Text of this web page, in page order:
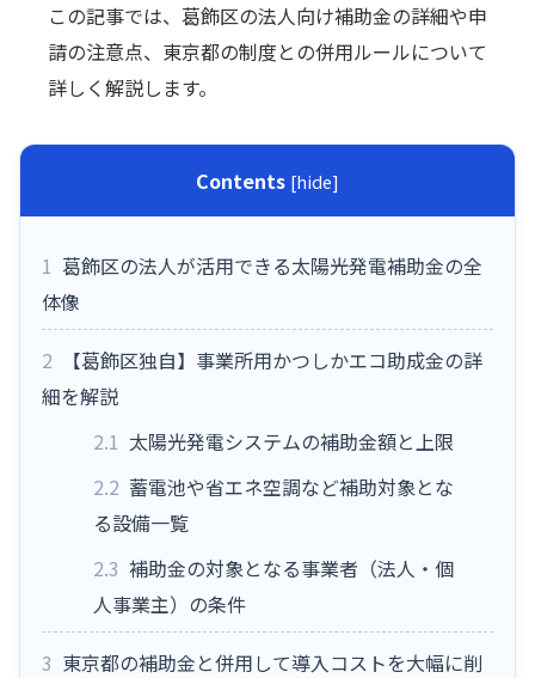
この記事では、葛飾区の法人向け補助金の詳細や申
請の注意点、東京都の制度との併用ルールについて
詳しく解説します。
Contents [hide]
1 葛飾区の法人が活用できる太陽光発電補助金の全
体像
2
【葛飾区独自】事業所用かつしかエコ助成金の詳
細を解説
2.1 太陽光発電システムの補助金額と上限
2.2 蓄電池や省エネ空調など補助対象とな
る設備一覧
2.3 補助金の対象となる事業者（法人・個
人事業主）の条件
3 東京都の補助金と併用して導入コストを大幅に削